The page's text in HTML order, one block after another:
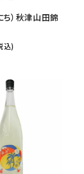
ち）秋津山田錦
込)